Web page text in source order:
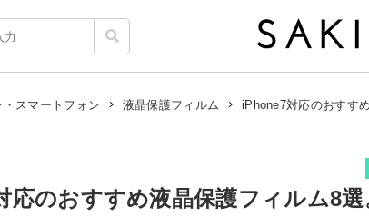
スマートフォン 液晶保護フィルム iPhone7対応のおすす
応のおすすめ液晶保護フィルム8